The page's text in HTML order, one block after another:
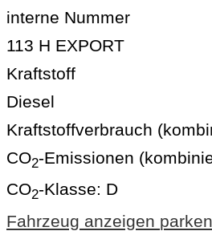
interne Nummer
113 H EXPORT
Kraftstoff
Diesel
Kraftstoffverbrauch
CO2-Emissionen
CO2-Klasse: D
Fahrzeug anzeigen parken